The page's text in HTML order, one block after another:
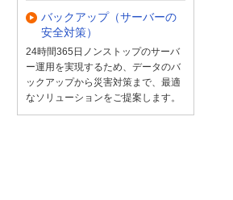
バックアップ（サーバーの
安全対策）
24時間365日ノンストップのサーバ
ー運用を実現するため、データのバ
ックアップから災害対策まで、最適
なソリューションをご提案します。